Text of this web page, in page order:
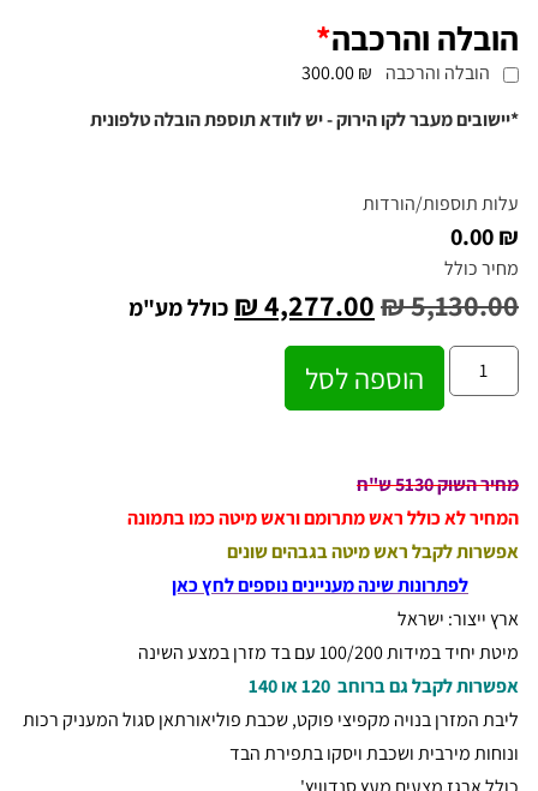
הובלה והרכבה*
הובלה והרכבה
₪ 300.00
*יישובים מעבר לקו הירוק - יש לוודא תוספת הובלה טלפונית
עלות תוספות/הורדות
₪ 0.00
מחיר כולל
₪5,130.00
₪4,277.00 כולל מע"מ
הוספה לסל
מחיר השוק 5130 ש"ח
המחיר לא כולל ראש מתרומם וראש מיטה כמו בתמונה
אפשרות לקבל ראש מיטה בגבהים שונים
לפתרונות שינה מעניינים נוספים לחץ כאן
ארץ ייצור: ישראל
מיטת יחיד במידות 100/200 עם בד מזרן במצע השינה
אפשרות לקבל גם ברוחב 120 או 140
ליבת המזרן בנויה מקפיצי פוקט, שכבת פוליאורתאן סגול המעניק רכות
ונוחות מירבית ושכבת ויסקו בתפירת הבד